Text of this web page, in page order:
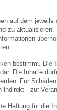
auf dem
zu
bestimmt.
Die Inhalte
Für
- zur
Haftung für